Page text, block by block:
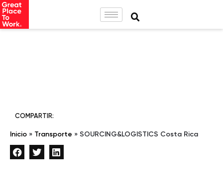
COMPARTIR:
Inicio » Transporte » SOURCING&LOGISTICS Costa Rica